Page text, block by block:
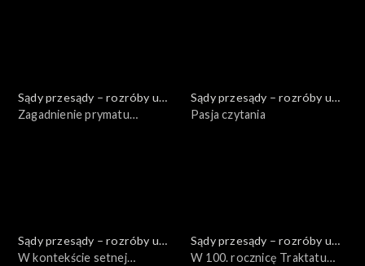
Sądy przesądy – rozróby u
Kuby
Zagadnienie prymatu
Sądy przesądy – rozróby u
Kuby
Pasja czytania
Sądy przesądy – rozróby u
Kuby
W kontekście setnej
Sądy przesądy – rozróby u
Kuby
W 100. rocznicę Traktatu